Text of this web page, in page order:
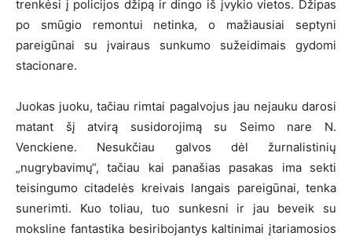
trenkėsi į policijos džipą ir dingo iš įvykio vietos. Džipas
po smūgio remontui netinka, o mažiausiai septyni
pareigūnai su įvairaus sunkumo sužeidimais gydomi
stacionare.
Juokas juoku, tačiau rimtai pagalvojus jau nejauku darosi
matant šį atvirą susidorojimą su Seimo nare N.
Venckiene. Nesukčiau galvos dėl žurnalistinių
„nugrybavimų“, tačiau kai panašias pasakas ima sekti
teisingumo citadelės kreivais langais pareigūnai, tenka
sunerimti. Kuo toliau, tuo sunkesni ir jau beveik su
moksline fantastika besiribojantys kaltinimai įtariamosios